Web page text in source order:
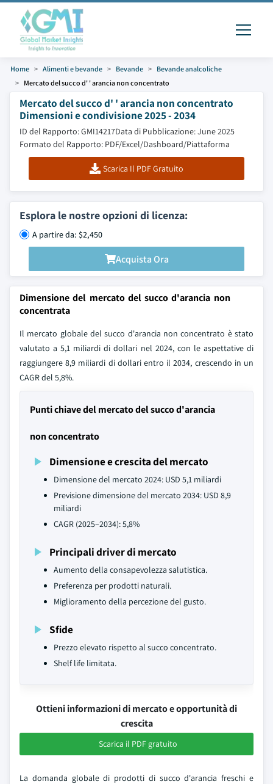
Home Alimenti e bevande Bevande
Bevande analcoliche
Mercato del succo d' ' arancia non concentrato
Mercato del succo d' ' arancia non concentrato
Dimensioni e condivisione 2025 - 2034
ID del Rapporto: GMI14217Data di Pubblicazione: June 2025
Formato del Rapporto: PDF/Excel/Dashboard/Piattaforma
Scarica Il PDF Gratuito
Esplora le nostre opzioni di licenza:
A partire da: $2,450
Acquista Ora
Dimensione del mercato del succo d'arancia non
concentrata
Il mercato globale del succo d'arancia non concentrato è stato
valutato a 5,1 miliardi di dollari nel 2024, con le aspettative di
raggiungere 8,9 miliardi di dollari entro il 2034, crescendo in un
CAGR del 5,8%.
Punti chiave del mercato del succo d'arancia
non concentrato
Dimensione e crescita del mercato
Dimensione del mercato 2024: USD 5,1 miliardi
Previsione dimensione del mercato 2034: USD 8,9
miliardi
CAGR (2025–2034): 5,8%
Principali driver di mercato
Aumento della consapevolezza salutistica.
Preferenza per prodotti naturali.
Miglioramento della percezione del gusto.
Sfide
Prezzo elevato rispetto al succo concentrato.
Shelf life limitata.
Ottieni informazioni di mercato e opportunità di
crescita
Scarica il PDF gratuito
La domanda globale di prodotti di succo d'arancia freschi e